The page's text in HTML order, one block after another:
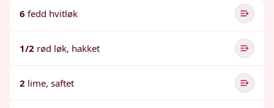
6 fedd hvitløk
1/2 rød løk, hakket
2 lime, saftet